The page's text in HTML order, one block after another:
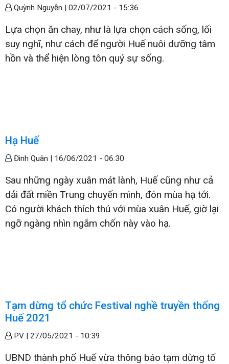
Quỳnh Nguyễn | 02/07/2021 - 15:36
Lựa chọn ăn chay, như là lựa chọn cách sống, lối
suy nghĩ, như cách để người Huế nuôi dưỡng tâm
hồn và thể hiện lòng tôn quý sự sống.
Hạ Huế
Đình Quân | 16/06/2021 - 06:30
Sau những ngày xuân mát lành, Huế cũng như cả
dải đất miền Trung chuyển mình, đón mùa hạ tới.
Có người khách thích thú với mùa xuân Huế, giờ lại
ngỡ ngàng nhìn ngắm chốn này vào hạ.
Tạm dừng tổ chức Festival nghề truyền thống
Huế 2021
PV | 27/05/2021 - 10:39
UBND thành phố Huế vừa thông báo tạm dừng tổ